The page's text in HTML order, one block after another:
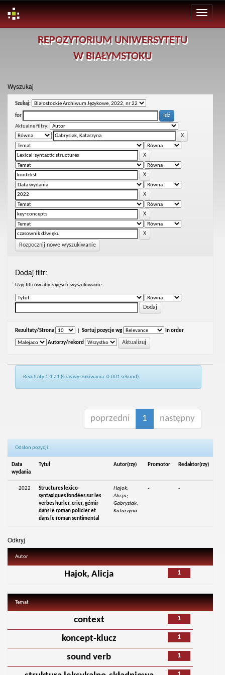
REPOZYTORIUM UNIWERSYTETU
W BIAŁYMSTOKU
Wyszukaj
Szukaj:
for
Aktualne filtry:
Rozpocznij nowe wyszukiwanie
Dodaj filtr:
Uzyj filtrów aby zagęścić wyszukiwanie.
Rezultaty/Strona Sortuj pozycje wg In order
Autorzy/rekord
Rezultaty 1-1 z 1 (Czas wyszukiwania: 0.001 sekund).
poprzedni 1 następny
Odsłon pozycji:
Data
wydania
Tytuł Autor(rzy) Promotor Redaktor(rzy)
2022
Structures lexico-
syntaxiques fondées sur les
verbes hurler, crier, gémir
dans le roman policier et
dans le roman sentimental
Hajok,
Alicja;
Gabrysiak,
Katarzyna
- -
Odkryj
Autor
1
Hajok, Alicja
Temat
1
context
1
koncept-klucz
1
sound verb